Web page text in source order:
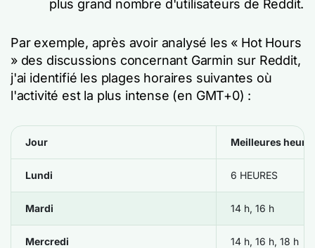
plus grand nombre d'utilisateurs de Reddit.
Par exemple, après avoir analysé les « Hot Hours
» des discussions concernant Garmin sur Reddit,
j'ai identifié les plages horaires suivantes où
l'activité est la plus intense (en GMT+0) :
Jour Meilleures
Lundi 6 HEURES
Mardi 14 h, 16 h
Mercredi 14 h, 16 h, 18 h